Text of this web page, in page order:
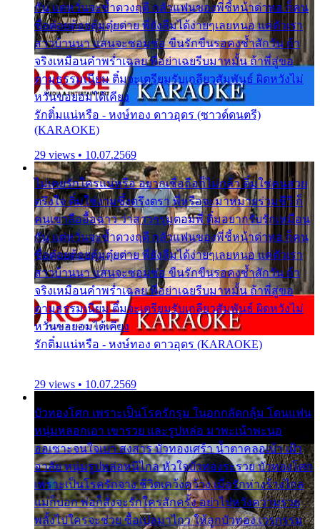
กัน แต่หวั่นจะช้ำดวงฤดี กลัวแฟนของพี่ชี้หน้าด่าทอ ก็คน
ชื่อต๋อยต้อยตุ้มตุ๋ยต่าย พี่ยังลืมได้ง่ายๆเลยหนอ แค่ตัวเรา
สาวบ้านนา แสนจะซอมซ่อ ขืนรักขืนรอคงช้ำสักวัน ถ้า
จริงเหมือนคำพร่ำเฉลย พี่อย่าเฉยรีบมาหมั้น ถ้าพี่สู่ขอ
ตามธรรมเนียม ติ๋มจะเตรียมรับเกลียวสัมพันธ์ ผิดหวังไม่
หวั่นขอยอมได้เคียง
รักติ๋มแน่หรือ - หงษ์ทอง ดาวอุดร (ซาวด์ดนตรี)
(KARAOKE)
29 views • 10.07.2569
ไม่เคยรักใครแน่หรือ อยากเชื่อถือก็ไม่กล้า ติ๋มใช่คนสวย
ตรึงใจ ติ๋มใช่งามซึ้งตรึงตรา พี่หรือจะมาหมายร่วมชีวี ก็
คนเขาลืออื้อฉาว ว่าสาวๆรุมตอมพี่ ติ๋มอยากรับรักเหมือน
กัน แต่หวั่นจะช้ำดวงฤดี กลัวแฟนของพี่ชี้หน้าด่าทอ ก็คน
ชื่อต๋อยต้อยตุ้มตุ๋ยต่าย พี่ยังลืมได้ง่ายๆเลยหนอ แค่ตัวเรา
สาวบ้านนา แสนจะซอมซ่อ ขืนรักขืนรอคงช้ำสักวัน ถ้า
จริงเหมือนคำพร่ำเฉลย พี่อย่าเฉยรีบมาหมั้น ถ้าพี่สู่ขอ
ตามธรรมเนียม ติ๋มจะเตรียมรับเกลียวสัมพันธ์ ผิดหวังไม่
หวั่นขอยอมได้เคียง
รักติ๋มแน่หรือ - หงษ์ทอง ดาวอุดร (KARAOKE)
29 views • 10.07.2569
บัวทองโศก เพราะเป็นโรครักรุม ในอกกลัดกลุ้ม โดนแฟน
หนุ่มหลอกเอา เขารวย และรูปหล่อ มาพะเน้าพะนอ
ออเซาะจนใจเบา สงสาร บัวทองเศร้า น้ำตาคลอเบ้า เฝ้า
อาลัย หนุ่มรูปหล่อหนีไกล หัวใจบัวทองระรวย บัวทองโศก
เพราะเป็นโรครักจาง ชีวิตเคว้งคว้าง เมื่อรักห่างร้างไกล
แม่ก็บอก พ่อก็สั่งจะรักใครสักครั้ง อย่าไปหวังความรวย
พลั้งไปใครจะช่วย ซื้อเปลมาไกว ให้ลูกบัวทอง เวรกรรม